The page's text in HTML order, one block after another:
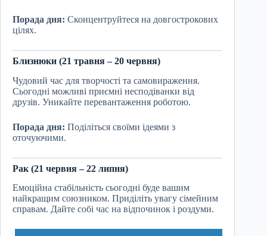
Порада дня: Сконцентруйтеся на довгострокових
цілях.
Близнюки (21 травня – 20 червня)
Чудовий час для творчості та самовираження.
Сьогодні можливі приємні несподіванки від
друзів. Уникайте перевантаження роботою.
Порада дня: Поділіться своїми ідеями з
оточуючими.
Рак (21 червня – 22 липня)
Емоційна стабільність сьогодні буде вашим
найкращим союзником. Приділіть увагу сімейним
справам. Дайте собі час на відпочинок і роздуми.